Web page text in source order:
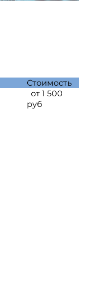
Стоимость
от 1 500
руб